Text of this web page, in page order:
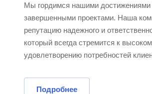
Мы гордимся нашими
завершенными проектами. Наша
репутацию надежного и
который всегда стремится к
удовлетворению потребностей
Подробнее